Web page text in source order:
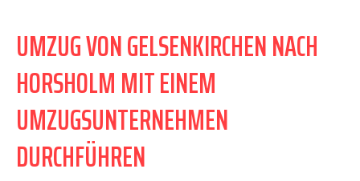
UMZUG VON GELSENKIRCHEN NACH
HORSHOLM MIT EINEM
UMZUGSUNTERNEHMEN
DURCHFÜHREN